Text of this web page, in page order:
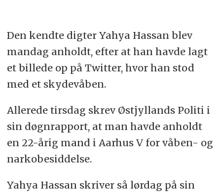
Den kendte digter Yahya Hassan blev
mandag anholdt, efter at han havde lagt
et billede op på Twitter, hvor han stod
med et skydevåben.
Allerede tirsdag skrev Østjyllands Politi i
sin døgnrapport, at man havde anholdt
en 22-årig mand i Aarhus V for våben- og
narkobesiddelse.
Yahya Hassan skriver så lørdag på sin